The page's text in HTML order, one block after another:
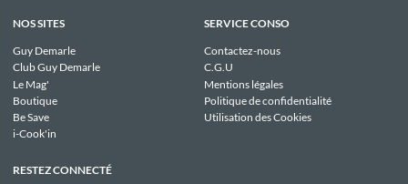
NOS SITES
Guy Demarle
Club Guy Demarle
Le Mag'
Boutique
Be Save
i-Cook'in
SERVICE CONSO
Contactez-nous
C.G.U
Mentions légales
Politique de confidentialité
Utilisation des Cookies
RESTEZ CONNECTÉ